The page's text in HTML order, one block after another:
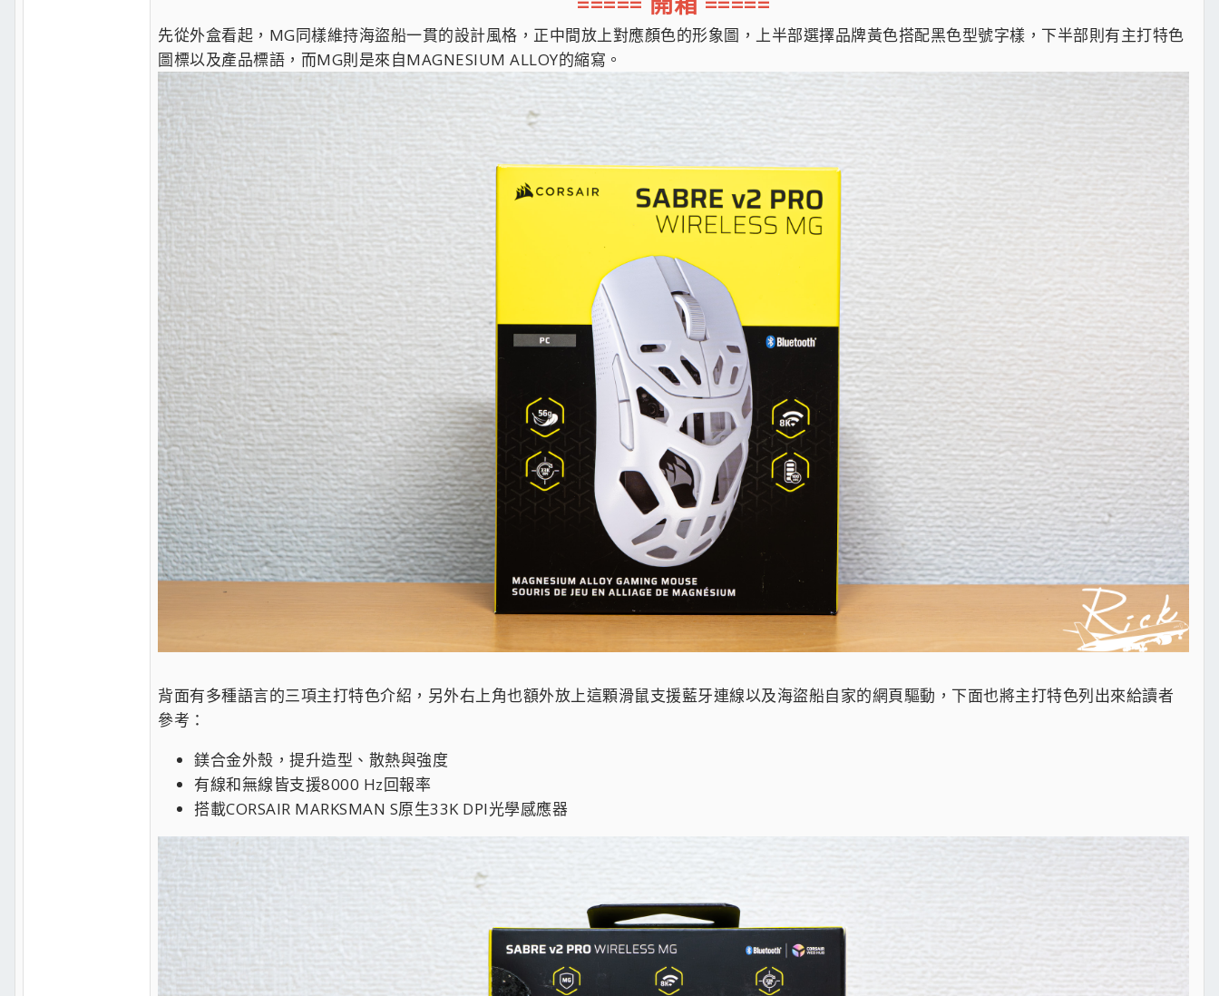
先從外盒看起，MG同樣維持海盜船一貫的設計風格，正中間放上對應顏色的形象圖，上半部選擇品牌黃色搭配黑色型號字樣，下半部則有主打特色
圖標以及產品標語，而MG則是來自MAGNESIUM ALLOY的縮寫。
背面有多種語言的三項主打特色介紹，另外右上角也額外放上這顆滑鼠支援藍牙連線以及海盜船自家的網頁驅動，下面也將主打特色列出來給讀者
參考：
鎂合金外殼，提升造型、散熱與強度
有線和無線皆支援8000 Hz回報率
搭載CORSAIR MARKSMAN S原生33K DPI光學感應器